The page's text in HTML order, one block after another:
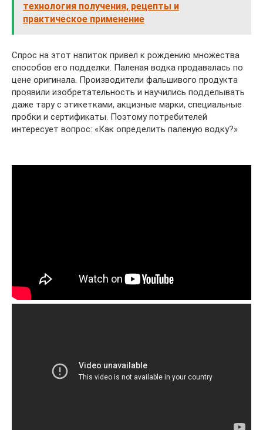
технология получения, рецепты и
практическое применение
Спрос на этот напиток привел к рождению множества
способов его подделки. Паленая водка продавалась по
цене оригинала. Производители фальшивого продукта
проявили изобретательность и научились подделывать
даже тару с этикетками, акцизные марки, специальные
пробки и сертификаты. Поэтому потребителей
интересует вопрос: «Как определить паленую водку?»